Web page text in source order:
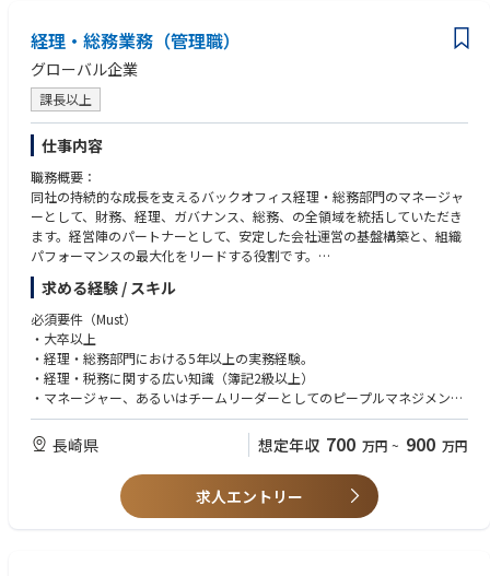
経理・総務業務（管理職）
グローバル企業
課長以上
仕事内容
職務概要：
同社の持続的な成長を支えるバックオフィス経理・総務部門のマネージャ
ーとして、財務、経理、ガバナンス、総務、の全領域を統括していただき
ます。経営陣のパートナーとして、安定した会社運営の基盤構築と、組織
パフォーマンスの最大化をリードする役割です。
業務内容（Key Responsibilities）：
１．財務・経営管理・組織運営の統括
●同社の経営理念に基づいた組織運営方針の策定と実行。
●予算策定、予実管理、および経営効率化のための施策立案。
２．経理・税務の監督
●税務申告、資金繰り管理、および外部監査対応の指揮。
３．総務管理・コーポレートガバナンス
●株主総会および取締役会の事務局運営（議事録作成、重要事項の意思決
求める経験 / スキル
必須要件（Must）
・大卒以上
・経理・総務部門における5年以上の実務経験。
・経理・税務に関する広い知識（簿記2級以上）
・マネージャー、あるいはチームリーダーとしてのピープルマネジメント
経験。
・日本の会社法、会計基準に関する広範な知識。
歓迎要件（Want）
・ビジネスレベルの英語力。
・ゼロベースからの制度構築や業務プロセスの改善経験。
長崎県 想定年収 700 万円 ~ 900 万円
求人エントリー